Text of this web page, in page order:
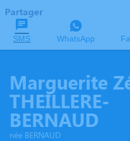
Partager
SMS WhatsApp
Marguerite
THEILLERE-
BERNAUD
née BERNAUD